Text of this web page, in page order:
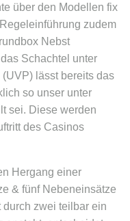
über den Modellen fix
zudem
Nebst
Schachtel unter
lässt bereits das
so unser unter
sei. Diese werden
des Casinos
Hergang einer
& fünf Nebeneinsätze
zwei teilbar ein